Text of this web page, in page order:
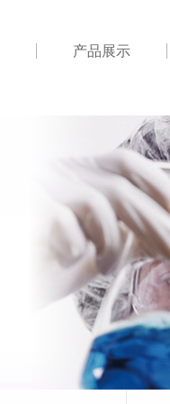
产品展示